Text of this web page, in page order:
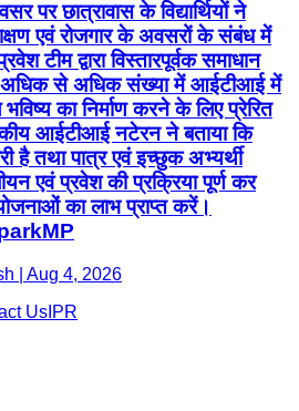
पर छात्रावास के विद्यार्थियों ने
एवं रोजगार के अवसरों के संबंध में
टीम द्वारा विस्तारपूर्वक समाधान
को अधिक से अधिक संख्या में आईटीआई में
का निर्माण करने के लिए प्रेरित
आईटीआई नटेरन ने बताया कि
है तथा पात्र एवं इच्छुक अभ्यर्थी
एवं प्रवेश की प्रक्रिया पूर्ण कर
का लाभ प्राप्त करें।
| Aug 4, 2026
Us IPR